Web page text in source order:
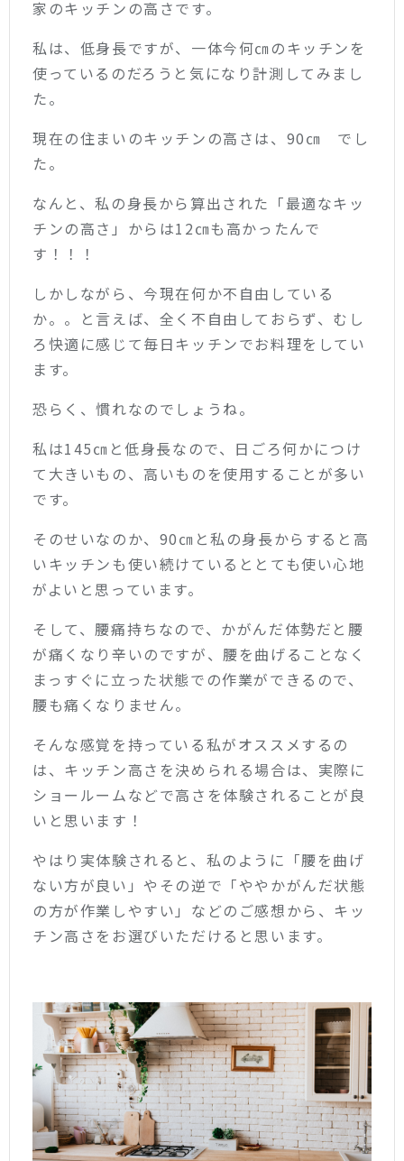
家のキッチンの高さです。
私は、低身長ですが、一体今何㎝のキッチンを
使っているのだろうと気になり計測してみまし
た。
現在の住まいのキッチンの高さは、90㎝ でし
た。
なんと、私の身長から算出された「最適なキッ
チンの高さ」からは12㎝も高かったんで
す！！！
しかしながら、今現在何か不自由している
か。。と言えば、全く不自由しておらず、むし
ろ快適に感じて毎日キッチンでお料理をしてい
ます。
恐らく、慣れなのでしょうね。
私は145㎝と低身長なので、日ごろ何かにつけ
て大きいもの、高いものを使用することが多い
です。
そのせいなのか、90㎝と私の身長からすると高
いキッチンも使い続けているととても使い心地
がよいと思っています。
そして、腰痛持ちなので、かがんだ体勢だと腰
が痛くなり辛いのですが、腰を曲げることなく
まっすぐに立った状態での作業ができるので、
腰も痛くなりません。
そんな感覚を持っている私がオススメするの
は、キッチン高さを決められる場合は、実際に
ショールームなどで高さを体験されることが良
いと思います！
やはり実体験されると、私のように「腰を曲げ
ない方が良い」やその逆で「ややかがんだ状態
の方が作業しやすい」などのご感想から、キッ
チン高さをお選びいただけると思います。